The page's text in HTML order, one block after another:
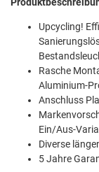
Upcycling!
Rasche
Aluminium-
Anschluss
Ein/Aus-
Diverse
5 Jahre